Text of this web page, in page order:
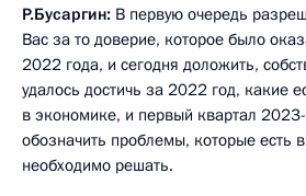
Р.Бусаргин: В первую очередь
Вас за то доверие, которое было
2022 года, и сегодня доложить,
удалось достичь за 2022 год, какие
в экономике, и первый квартал
обозначить проблемы, которые есть
необходимо решать.